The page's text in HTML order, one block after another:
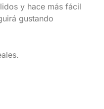
y hace más fácil
gustando